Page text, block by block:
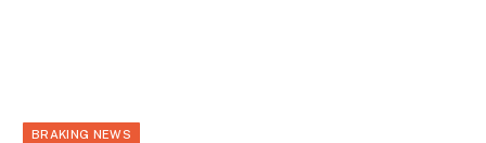
BRAKING NEWS